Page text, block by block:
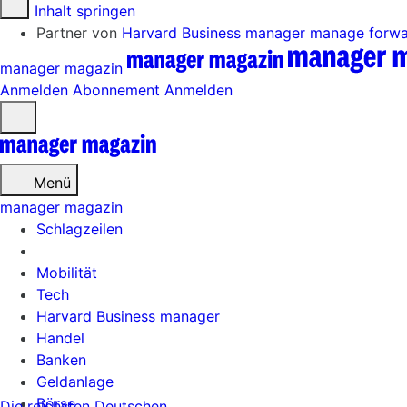
Zum Inhalt springen
Partner von Harvard Business manager manage
manager magazin
Anmelden Abonnement Anmelden
öffnen
Menü
Schlagzeilen
Mobilität
Tech
Harvard Business manager
Handel
Banken
Geldanlage
Börse
manager magazin